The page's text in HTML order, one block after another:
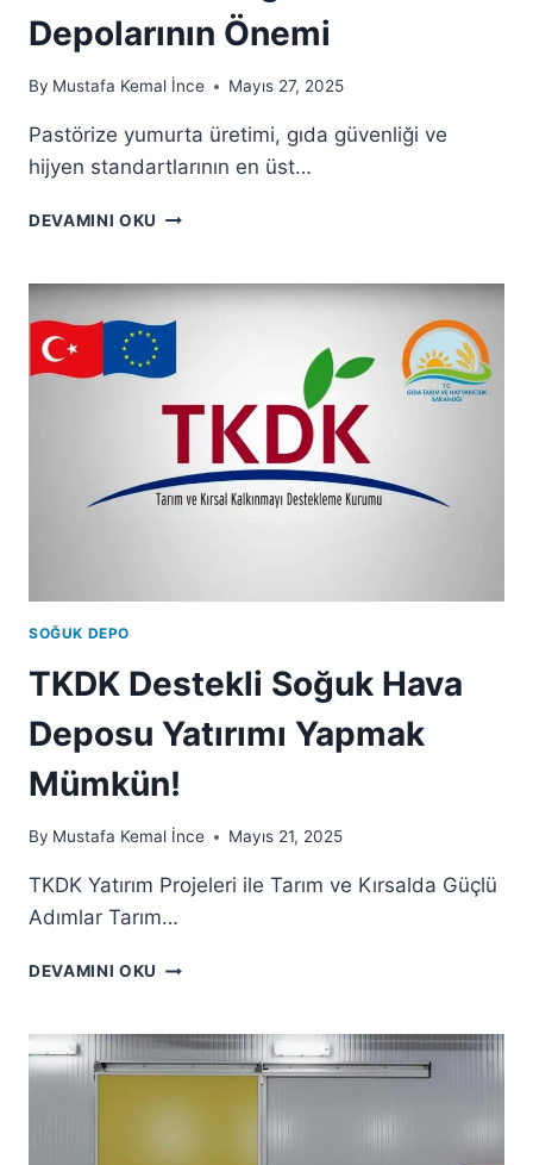
Depolarının Önemi
By Mustafa Kemal İnce Mayıs 27, 2025
Pastörize yumurta üretimi, gıda güvenliği ve
hijyen standartlarının en üst…
DEVAMINI OKU
SOĞUK DEPO
TKDK Destekli Soğuk Hava
Deposu Yatırımı Yapmak
Mümkün!
By Mustafa Kemal İnce Mayıs 21, 2025
TKDK Yatırım Projeleri ile Tarım ve Kırsalda Güçlü
Adımlar Tarım…
DEVAMINI OKU